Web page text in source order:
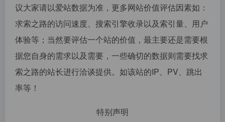
议大家请以爱站数据为准，更多网站价值评估因素如：
求索之路的访问速度、搜索引擎收录以及索引量、用户
体验等；当然要评估一个站的价值，最主要还是需要根
据您自身的需求以及需要，一些确切的数据则需要找求
索之路的站长进行洽谈提供。如该站的IP、PV、跳出
率等！
特别声明